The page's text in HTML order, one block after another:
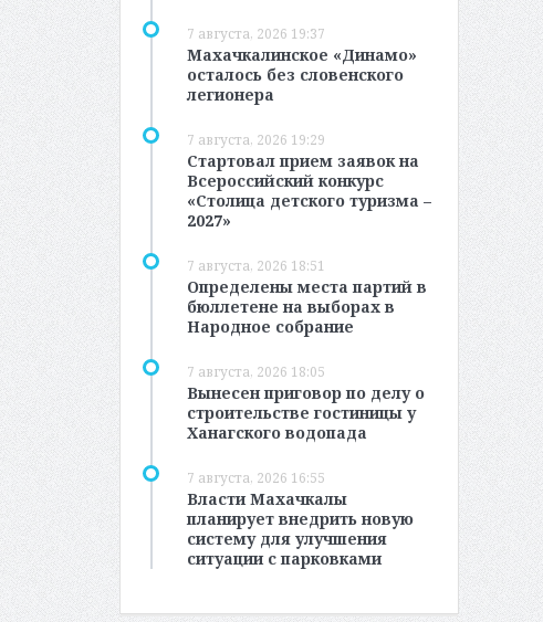
7 августа, 2026 19:37
Махачкалинское «Динамо»
осталось без словенского
легионера
7 августа, 2026 19:29
Стартовал прием заявок на
Всероссийский конкурс
«Столица детского туризма –
2027»
7 августа, 2026 18:51
Определены места партий в
бюллетене на выборах в
Народное собрание
7 августа, 2026 18:05
Вынесен приговор по делу о
строительстве гостиницы у
Ханагского водопада
7 августа, 2026 16:55
Власти Махачкалы
планирует внедрить новую
систему для улучшения
ситуации с парковками